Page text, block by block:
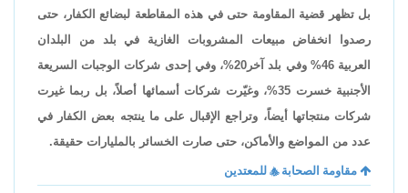
بل تظهر قضية المقاومة حتى في هذه المقاطعة لبضائع الكفار، حتى
رصدوا انخفاض مبيعات المشروبات الغازية في بلد من البلدان
العربية 46% وفي بلد آخر20%، وفي إحدى شركات الوجبات السريعة
الأجنبية خسرت 35%، وغيّرت شركات أسمائها أصلاً، بل ربما غيرت
شركات منتجاتها أيضاً، وتراجع الإقبال على ما ينتجه بعض الكفار في
عدد من المواضع والأماكن، حتى صارت الخسائر بالمليارات حقيقة.
مقاومة الصحابة للمعتدين